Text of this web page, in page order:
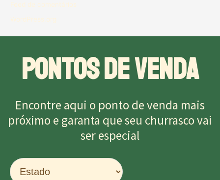
Feed de comentários
WordPress.org
PONTOS DE VENDA
Encontre aqui o ponto de venda mais
próximo e garanta que seu churrasco vai
ser especial